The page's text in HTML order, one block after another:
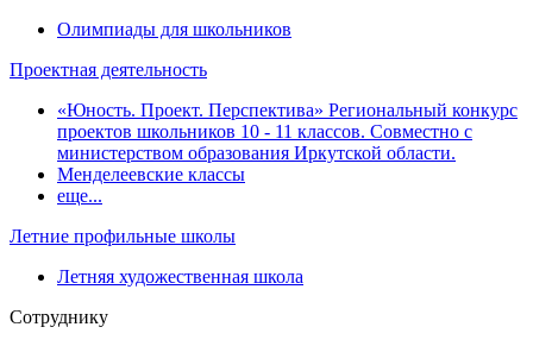
Олимпиады для школьников
Проектная деятельность
«Юность. Проект. Перспектива» Региональный конкурс
проектов школьников 10 - 11 классов. Совместно с
министерством образования Иркутской области.
Менделеевские классы
еще...
Летние профильные школы
Летняя художественная школа
Сотруднику